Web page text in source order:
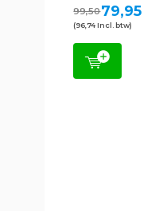
99,5079,95
(96,74 Incl. btw)